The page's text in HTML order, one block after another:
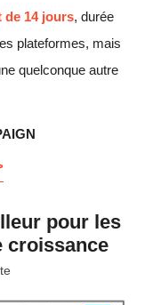
de 14 jours, durée
plateformes, mais
quelconque autre
pour les
croissance